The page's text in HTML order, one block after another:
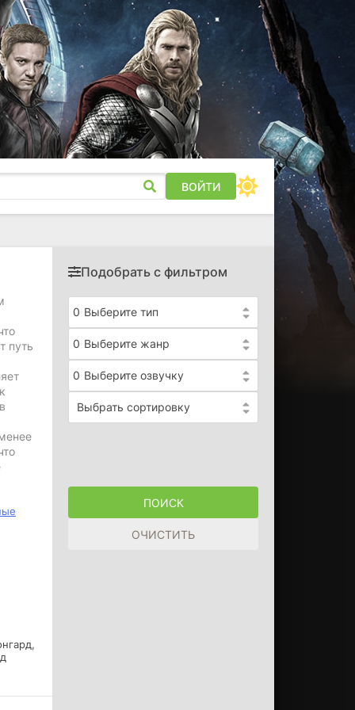
ВОЙТИ
путь
Подобрать с фильтром
0 Выберите тип
0 Выберите жанр
0 Выберите озвучку
Выбрать сортировку